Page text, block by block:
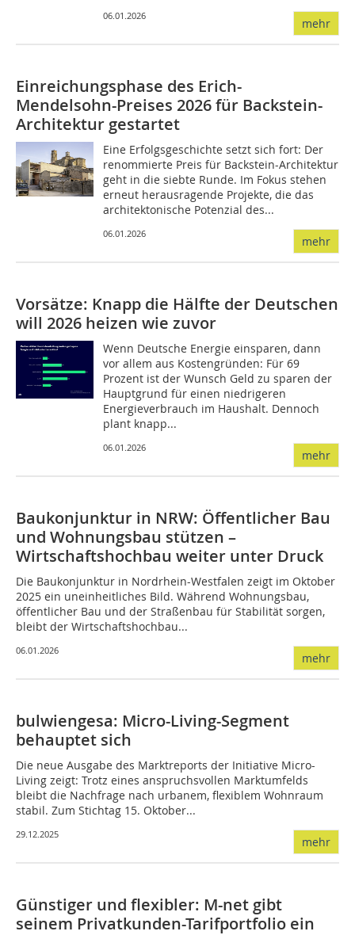
06.01.2026
mehr
Einreichungsphase des Erich-
Mendelsohn-Preises 2026 für Backstein-
Architektur gestartet
Eine Erfolgsgeschichte setzt sich fort: Der
renommierte Preis für Backstein-Architektur
geht in die siebte Runde. Im Fokus stehen
erneut herausragende Projekte, die das
architektonische Potenzial des...
06.01.2026
mehr
Vorsätze: Knapp die Hälfte der Deutschen
will 2026 heizen wie zuvor
Wenn Deutsche Energie einsparen, dann
vor allem aus Kostengründen: Für 69
Prozent ist der Wunsch Geld zu sparen der
Hauptgrund für einen niedrigeren
Energieverbrauch im Haushalt. Dennoch
plant knapp...
06.01.2026
mehr
Baukonjunktur in NRW: Öffentlicher Bau
und Wohnungsbau stützen –
Wirtschaftshochbau weiter unter Druck
Die Baukonjunktur in Nordrhein-Westfalen zeigt im Oktober
2025 ein uneinheitliches Bild. Während Wohnungsbau,
öffentlicher Bau und der Straßenbau für Stabilität sorgen,
bleibt der Wirtschaftshochbau...
06.01.2026
mehr
bulwiengesa: Micro-Living-Segment
behauptet sich
Die neue Ausgabe des Marktreports der Initiative Micro-
Living zeigt: Trotz eines anspruchsvollen Marktumfelds
bleibt die Nachfrage nach urbanem, flexiblem Wohnraum
stabil. Zum Stichtag 15. Oktober...
29.12.2025
mehr
Günstiger und flexibler: M-net gibt
seinem Privatkunden-Tarifportfolio ein